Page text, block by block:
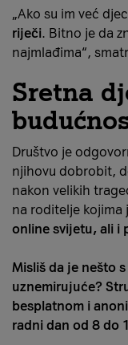
„Ako su im već
riječi. Bitno je da
najmlađima“,
Sretna
Društvo je
njihovu dobrobit,
nakon velikih
na roditelje kojima
online svijetu, ali i
Misliš da je nešto
uznemirujuće?
besplatnom i
radni dan od 8 do